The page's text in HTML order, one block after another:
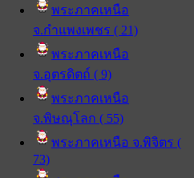
พระภาคเหนือ
จ.กำแพงเพชร ( 21)
พระภาคเหนือ
จ.อุตรดิตถ์ ( 9)
พระภาคเหนือ
จ.พิษณุโลก ( 55)
พระภาคเหนือ จ.พิจิตร (
73)